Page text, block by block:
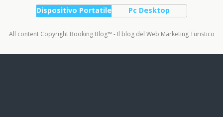
Dispositivo Portatile Pc Desktop
All content Copyright Booking Blog™ - Il blog del Web Marketing Turistico